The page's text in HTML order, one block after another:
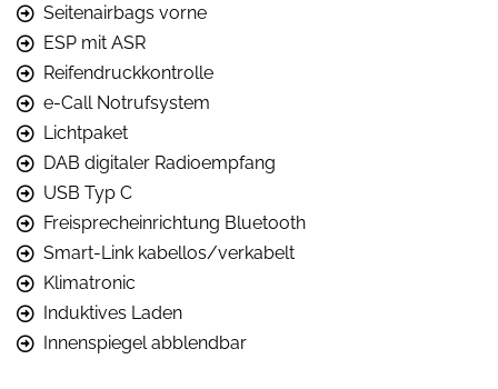
Seitenairbags vorne
ESP mit ASR
Reifendruckkontrolle
e-Call Notrufsystem
Lichtpaket
DAB digitaler Radioempfang
USB Typ C
Freisprecheinrichtung Bluetooth
Smart-Link kabellos/verkabelt
Klimatronic
Induktives Laden
Innenspiegel abblendbar